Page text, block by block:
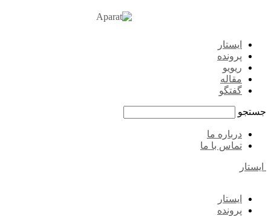
ایستار
پرونده
ریویو
مقاله
گفتگو
جستجو
درباره ما
تماس با ما
ایستار
ایستار
پرونده